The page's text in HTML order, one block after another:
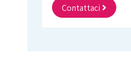
Contattaci